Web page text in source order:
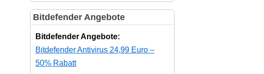
Bitdefender Angebote
Bitdefender Angebote:
Bitdefender Antivirus 24,99 Euro –
50% Rabatt